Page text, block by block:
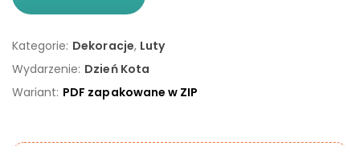
Kategorie: Dekoracje, Luty
Wydarzenie: Dzień Kota
Wariant: PDF zapakowane w ZIP